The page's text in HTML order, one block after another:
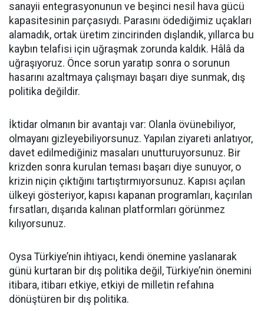
sanayii entegrasyonunun ve beşinci nesil hava gücü
kapasitesinin parçasıydı. Parasını ödediğimiz uçakları
alamadık, ortak üretim zincirinden dışlandık, yıllarca bu
kaybın telafisi için uğraşmak zorunda kaldık. Hâlâ da
uğraşıyoruz. Önce sorun yaratıp sonra o sorunun
hasarını azaltmaya çalışmayı başarı diye sunmak, dış
politika değildir.
İktidar olmanın bir avantajı var: Olanla övünebiliyor,
olmayanı gizleyebiliyorsunuz. Yapılan ziyareti anlatıyor,
davet edilmediğiniz masaları unutturuyorsunuz. Bir
krizden sonra kurulan teması başarı diye sunuyor, o
krizin niçin çıktığını tartıştırmıyorsunuz. Kapısı açılan
ülkeyi gösteriyor, kapısı kapanan programları, kaçırılan
fırsatları, dışarıda kalınan platformları görünmez
kılıyorsunuz.
Oysa Türkiye’nin ihtiyacı, kendi önemine yaslanarak
günü kurtaran bir dış politika değil, Türkiye’nin önemini
itibara, itibarı etkiye, etkiyi de milletin refahına
dönüştüren bir dış politika.